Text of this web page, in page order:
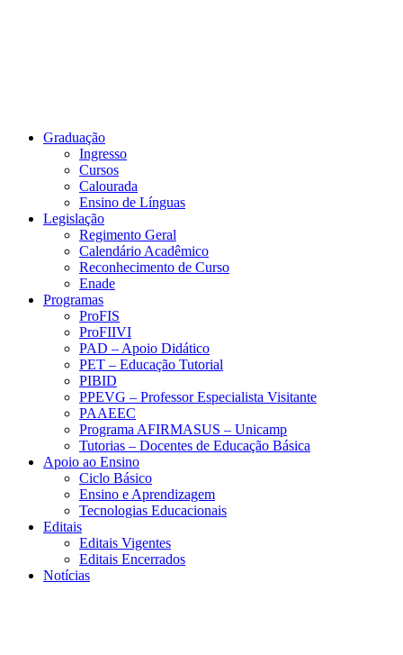
Graduação
Ingresso
Cursos
Calourada
Ensino de Línguas
Legislação
Regimento Geral
Calendário Acadêmico
Reconhecimento de Curso
Enade
Programas
ProFIS
ProFIIVI
PAD – Apoio Didático
PET – Educação Tutorial
PIBID
PPEVG – Professor Especialista Visitante
PAAEEC
Programa AFIRMASUS – Unicamp
Tutorias – Docentes de Educação Básica
Apoio ao Ensino
Ciclo Básico
Ensino e Aprendizagem
Tecnologias Educacionais
Editais
Editais Vigentes
Editais Encerrados
Notícias